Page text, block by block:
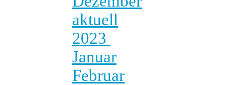
aktuell
2023
Januar
Februar